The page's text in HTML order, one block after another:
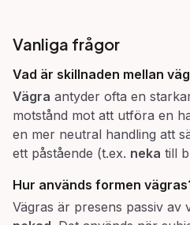
Vanliga frågor
Vad är skillnaden mellan
Vägra antyder ofta en
motstånd mot att utföra en
en mer neutral handling att
ett påstående (t.ex. neka till
Hur används formen vägras
Vägras är presens passiv av